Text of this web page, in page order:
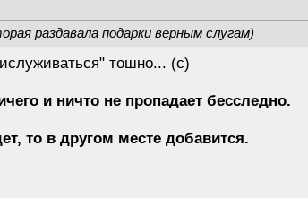
раздавала подарки верным слугам)
тошно... (с)
и ничто не пропадает бесследно.
то в другом месте добавится.